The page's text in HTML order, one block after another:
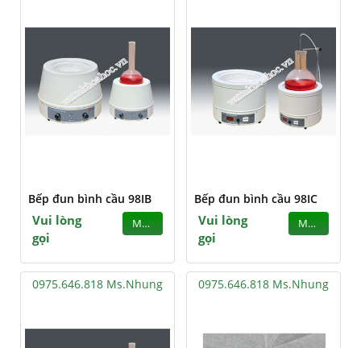
Bếp đun bình cầu 98IB
Vui lòng
gọi
MUA
Bếp đun bình cầu 98IC
Vui lòng
gọi
MUA
0975.646.818 Ms.Nhung 0975.646.818 Ms.Nhung